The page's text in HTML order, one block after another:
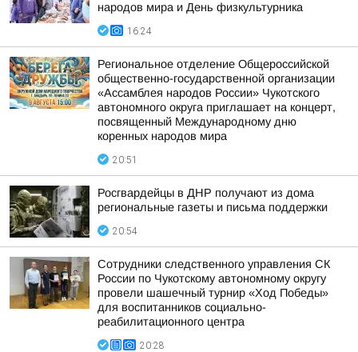
народов мира и День физкультурника
16:24
Региональное отделение Общероссийской
общественно-государственной организации
«Ассамблея народов России» Чукотского
автономного округа приглашает на концерт,
посвященный Международному дню
коренных народов мира
20:51
Росгвардейцы в ДНР получают из дома
региональные газеты и письма поддержки
20:54
Сотрудники следственного управления СК
России по Чукотскому автономному округу
провели шашечный турнир «Ход Победы»
для воспитанников социально-
реабилитационного центра
20:28